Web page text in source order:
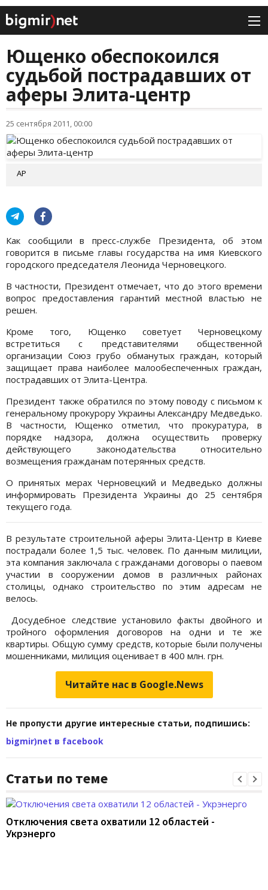
Ющенко обеспокоился
судьбой пострадавших от
аферы Элита-центр
25 сентября 2011, 00:00
АР
Как сообщили в пресс-службе Президента, об этом
говорится в письме главы государства на имя Киевского
городского председателя Леонида Черновецкого.
В частности, Президент отмечает, что до этого времени
вопрос предоставления гарантий местной властью не
решен.
Кроме того, Ющенко советует Черновецкому
встретиться с представителями общественной
организации Союз грубо обманутых граждан, который
защищает права наиболее малообеспеченных граждан,
пострадавших от Элита-Центра.
Президент также обратился по этому поводу с письмом к
генеральному прокурору Украины Александру Медведько.
В частности, Ющенко отметил, что прокуратура, в
порядке надзора, должна осуществить проверку
действующего законодательства относительно
возмещения гражданам потерянных средств.
О принятых мерах Черновецкий и Медведько должны
информировать Президента Украины до 25 сентября
текущего года.
В результате строительной аферы Элита-Центр в Киеве
пострадали более 1,5 тыс. человек. По данным милиции,
эта компания заключала с гражданами договоры о паевом
участии в сооружении домов в различных районах
столицы, однако строительство по этим адресам не
велось.
Досудебное следствие установило факты двойного и
тройного оформления договоров на одни и те же
квартиры. Общую сумму средств, которые были получены
мошенниками, милиция оценивает в 400 млн. грн.
Читайте нас в Google.News
Не пропусти другие интересные статьи, подпишись:
bigmir)net в facebook
Статьи по теме
Отключения света охватили 12 областей -
Укрэнерго